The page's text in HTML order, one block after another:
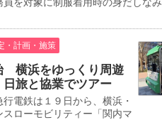
・計画・施策
横浜をゆっくり周遊
旅と協業でツアー
電鉄は１９日から、横浜・
ローモビリティー「関内マ